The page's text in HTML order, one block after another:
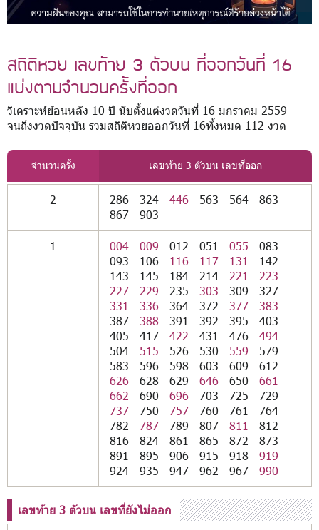
สถิติหวย เลขท้าย 3 ตัวบน ที่ออกวันที่ 16
แบ่งตามจำนวนครั้งที่ออก
วิเคราะห์ย้อนหลัง 10 ปี นับตั้งแต่งวดวันที่ 16 มกราคม 2559
จนถึงงวดปัจจุบัน รวมสถิติหวยออกวันที่ 16ทั้งหมด 112 งวด
จำนวนครั้ง เลขท้าย 3 ตัวบน เลขที่ออก
2 286 324 446 563 564
863
867
903
1 004 009 012 051 055
083
093
106 116 117 131
142
143
145 184 214 221
223
227
229 235 303 309
327
331
336 364 372 377
383
387
388 391 392 395
403
405
417 422 431 476
494
504
515 526 530 559
579
583
596 598 603 609
612
626
628 629 646 650
661
662
690 696 703 725
729
737
750 757 760 761
764
782
787 789 807 811
812
816
824 861 865 872
873
891
895 906 915 918
919
924
935 947 962 967 990
เลขท้าย 3 ตัวบน เลขที่ยังไม่ออก